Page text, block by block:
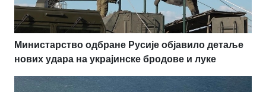
Министарство одбране Русије објавило детаље
нових удара на украјинске бродове и луке